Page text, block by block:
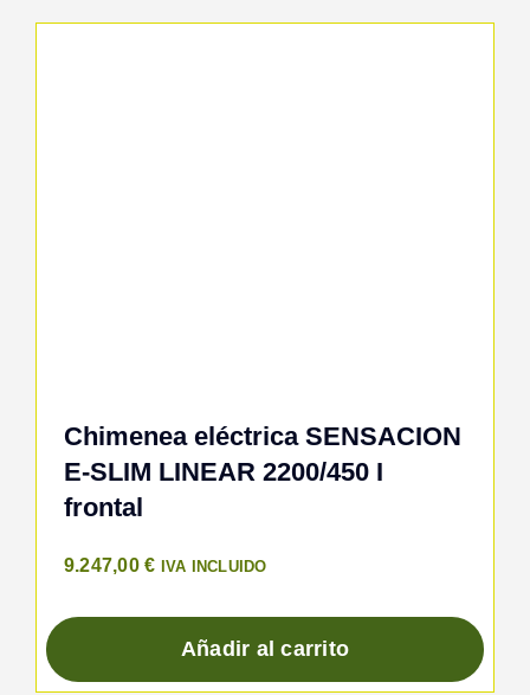
Chimenea eléctrica SENSACION
E-SLIM LINEAR 2200/450 I
frontal
9.247,00€ IVA INCLUIDO
Añadir al carrito